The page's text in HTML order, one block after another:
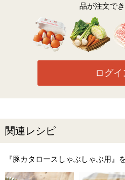
品が注文でき
ログイ
関連レシピ
『豚カタロースしゃぶしゃぶ用』